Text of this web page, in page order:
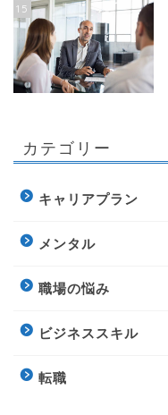
15
カテゴリー
キャリアプラン
メンタル
職場の悩み
ビジネススキル
転職